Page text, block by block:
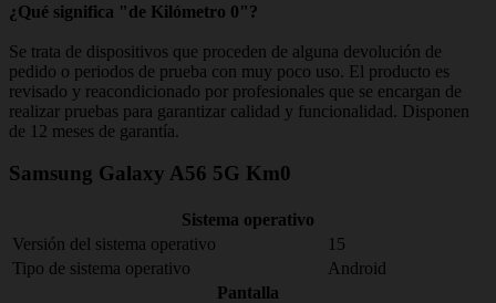
¿Qué significa "de Kilómetro 0"?
Se trata de dispositivos que proceden de alguna devolución de
pedido o periodos de prueba con muy poco uso. El producto es
revisado y reacondicionado por profesionales que se encargan de
realizar pruebas para garantizar calidad y funcionalidad. Disponen
de 12 meses de garantía.
Samsung Galaxy A56 5G Km0
Sistema operativo
Versión del sistema operativo
15
Tipo de sistema operativo
Android
Pantalla